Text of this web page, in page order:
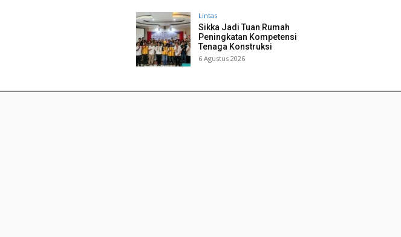
Lintas
Sikka Jadi Tuan Rumah
Peningkatan Kompetensi
Tenaga Konstruksi
6 Agustus 2026